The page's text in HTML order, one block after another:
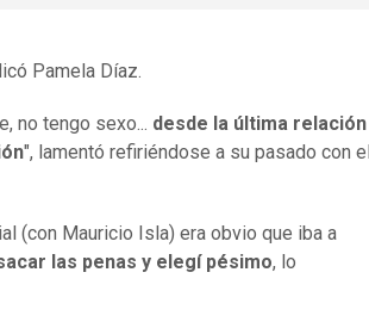
Pamela Díaz.
no tengo sexo... desde la última relación
", lamentó refiriéndose a su pasado con el
(con Mauricio Isla) era obvio que iba a
las penas y elegí pésimo, lo